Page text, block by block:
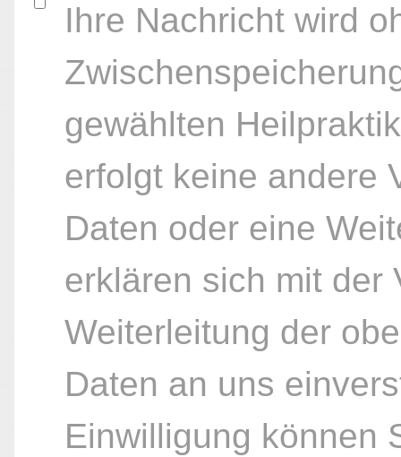
Ihre Nachricht wird
gewählten
erfolgt keine andere
Daten oder eine
erklären sich mit der
Weiterleitung der
Daten an uns
Einwilligung können